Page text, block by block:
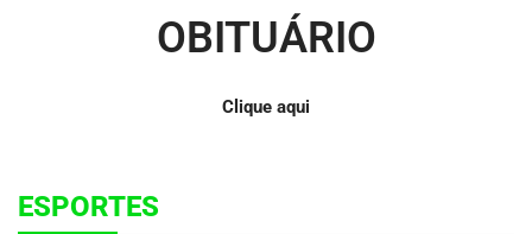
OBITUÁRIO
Clique aqui
ESPORTES